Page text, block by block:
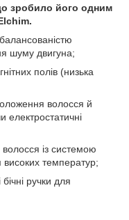
зробило його одним
шуму двигуна;
полів (низька
волосся й
електростатичні
із системою
високих температур;
бічні ручки для